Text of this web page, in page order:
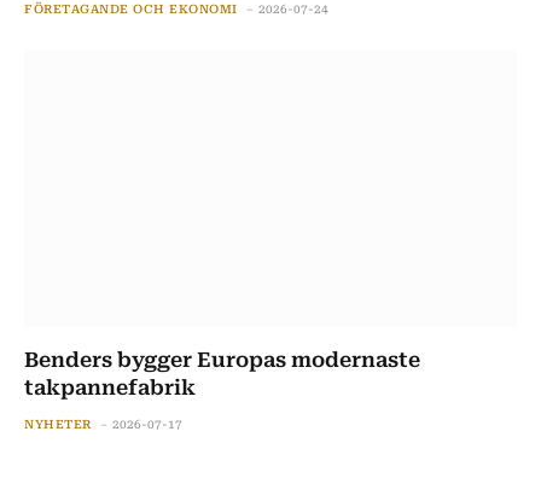
FÖRETAGANDE OCH EKONOMI 2026-07-24
Benders bygger Europas modernaste
takpannefabrik
NYHETER 2026-07-17